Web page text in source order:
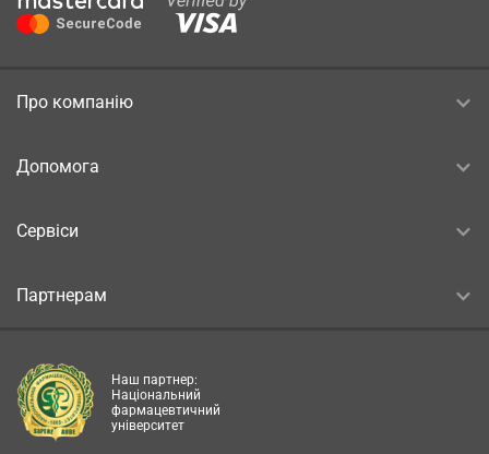
Про компанію
Допомога
Сервіси
Партнерам
Наш партнер:
Національний
фармацевтичний
університет